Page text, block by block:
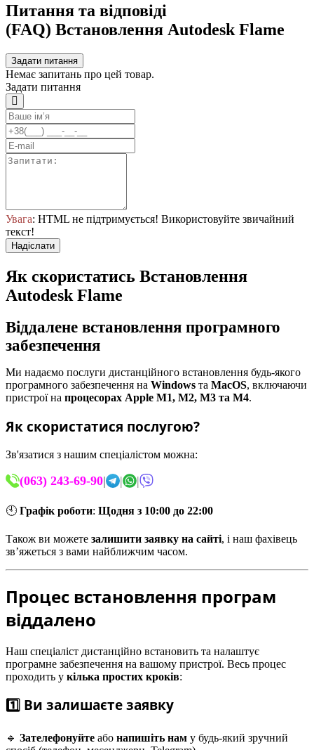
Питання та відповіді
(FAQ) Встановлення Autodesk Flame
Задати питання
Немає запитань про цей товар.
Задати питання
Увага: HTML не підтримується! Використовуйте звичайний
текст!
Надіслати
Як скористатись Встановлення
Autodesk Flame
Віддалене встановлення програмного
забезпечення
Ми надаємо послуги дистанційного встановлення будь-якого
програмного забезпечення на Windows та MacOS, включаючи
пристрої на процесорах Apple M1, M2, M3 та M4.
Як скористатися послугою?
Зв'язатися з нашим спеціалістом можна:
(063) 243-69-90| | |
🕙 Графік роботи: Щодня з 10:00 до 22:00
Також ви можете залишити заявку на сайті, і наш фахівець
зв’яжеться з вами найближчим часом.
Процес встановлення програм
віддалено
Наш спеціаліст дистанційно встановить та налаштує
програмне забезпечення на вашому пристрої. Весь процес
проходить у кілька простих кроків:
1️⃣ Ви залишаєте заявку
🔹 Зателефонуйте або напишіть нам у будь-який зручний